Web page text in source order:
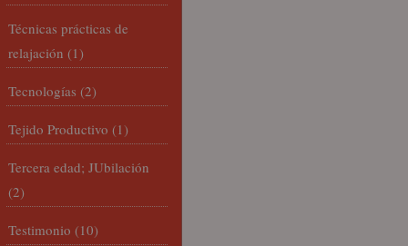
Técnicas prácticas de
relajación (1)
Tecnologías (2)
Tejido Productivo (1)
Tercera edad; JUbilación
(2)
Testimonio (10)